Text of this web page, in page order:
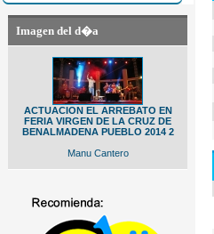
Imagen del d�a
ACTUACION EL ARREBATO EN
FERIA VIRGEN DE LA CRUZ DE
BENALMADENA PUEBLO 2014 2
Manu Cantero